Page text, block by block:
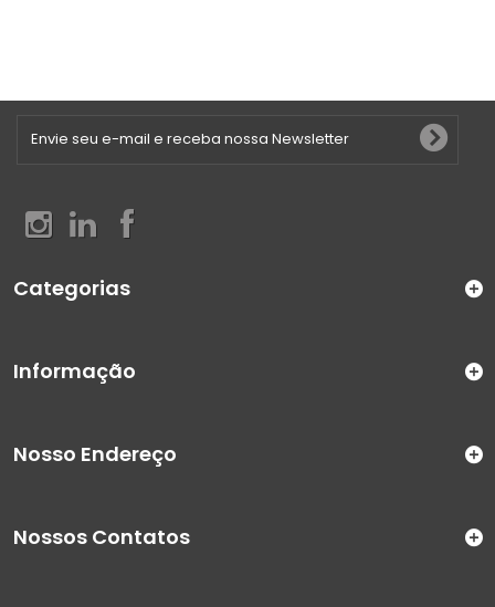
Categorias
Informação
Nosso Endereço
Nossos Contatos